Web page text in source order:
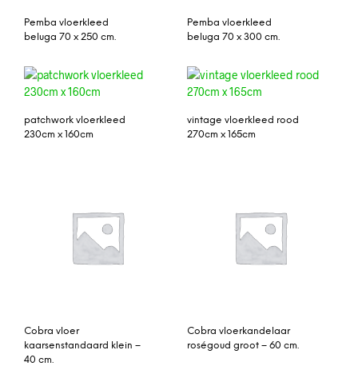
Pemba vloerkleed
beluga 70 x 250 cm.
Pemba vloerkleed
beluga 70 x 300 cm.
patchwork vloerkleed
230cm x 160cm
vintage vloerkleed rood
270cm x 165cm
Cobra vloer
kaarsenstandaard klein –
40 cm.
Cobra vloerkandelaar
roségoud groot – 60 cm.